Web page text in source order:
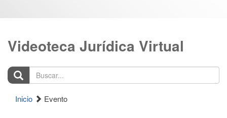
Videoteca Jurídica Virtual
Buscar...
Inicio Evento